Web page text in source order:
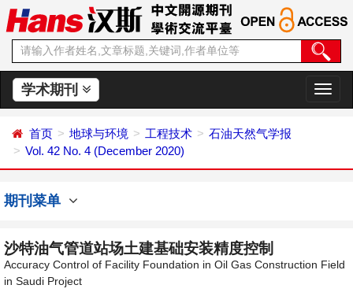
学术期刊
切
换
首页 地球与环境 工程技术
石油天然气学报
Vol. 42 No. 4 (December 2020)
期刊菜单
沙特油气管道站场土建基础安装精度控制
Accuracy Control of Facility Foundation in Oil Gas Construction Field
in Saudi Project